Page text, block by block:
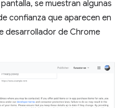
se muestran algunas
confianza que aparecen en
desarrollador de Chrome